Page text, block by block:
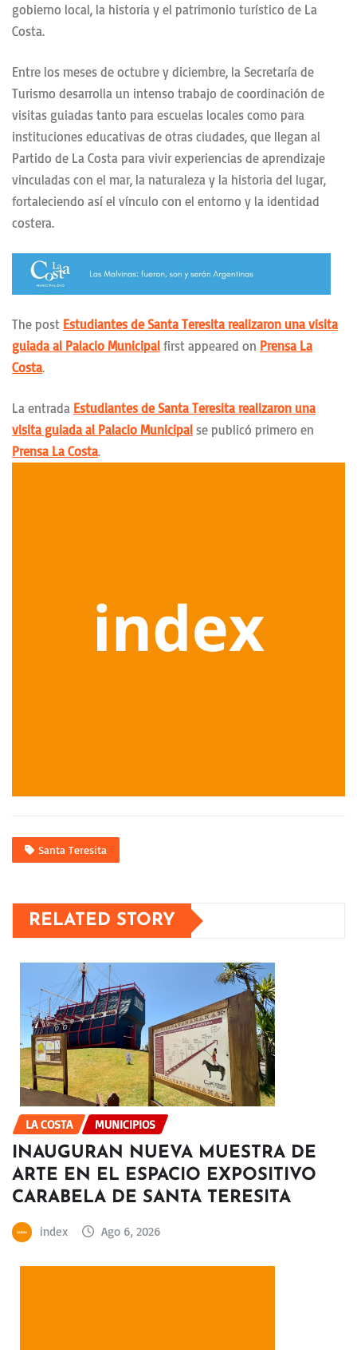
gobierno local, la historia y el patrimonio turístico de La
Costa.
Entre los meses de octubre y diciembre, la Secretaría de
Turismo desarrolla un intenso trabajo de coordinación de
visitas guiadas tanto para escuelas locales como para
instituciones educativas de otras ciudades, que llegan al
Partido de La Costa para vivir experiencias de aprendizaje
vinculadas con el mar, la naturaleza y la historia del lugar,
fortaleciendo así el vínculo con el entorno y la identidad
costera.
The post Estudiantes de Santa Teresita realizaron una visita
guiada al Palacio Municipal first appeared on Prensa La
Costa.
La entrada Estudiantes de Santa Teresita realizaron una
visita guiada al Palacio Municipal se publicó primero en
Prensa La Costa.
Santa Teresita
RELATED STORY
LA COSTA MUNICIPIOS
INAUGURAN NUEVA MUESTRA DE
ARTE EN EL ESPACIO EXPOSITIVO
CARABELA DE SANTA TERESITA
index Ago 6, 2026